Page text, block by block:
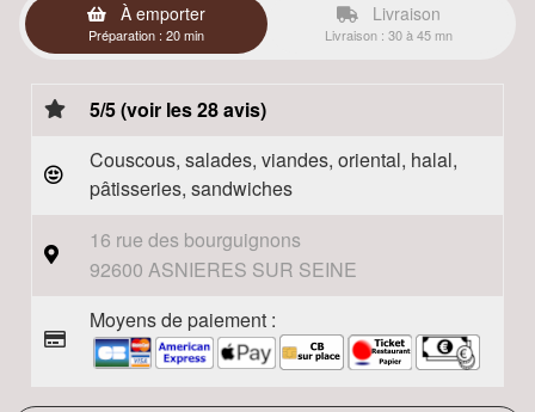
À emporter
Préparation : 20 min
Livraison
Livraison : 30 à 45 mn
5/5 (voir les 28 avis)
Couscous, salades, viandes, oriental, halal,
pâtisseries, sandwiches
16 rue des bourguignons
92600 ASNIERES SUR SEINE
Moyens de paiement :